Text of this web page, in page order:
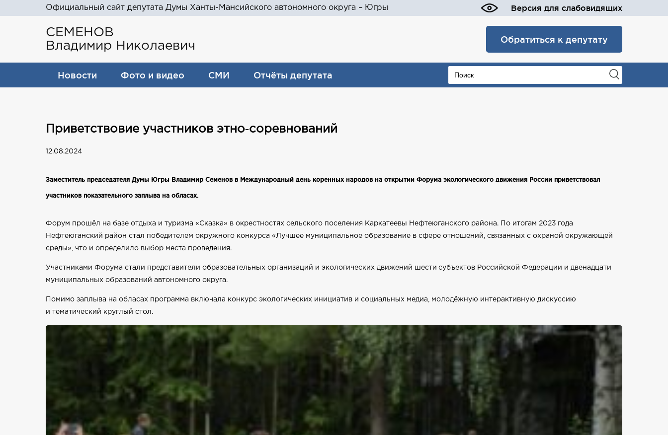
Официальный сайт депутата Думы Ханты-Мансийского автономного округа – Югры Версия для слабовидящих
СЕМЕНОВ
Владимир Николаевич
Обратиться к депутату
Новости Фото и видео СМИ Отчёты депутата
Приветствовие участников этно‑соревнований
12.08.2024
Заместитель председателя Думы Югры Владимир Семенов в Международный день коренных народов на открытии Форума экологического движения России приветствовал
участников показательного заплыва на обласах.
Форум прошёл на базе отдыха и туризма «Сказка» в окрестностях сельского поселения Каркатеевы Нефтеюганского района. По итогам 2023 года
Нефтеюганский район стал победителем окружного конкурса «Лучшее муниципальное образование в сфере отношений, связанных с охраной окружающей
среды», что и определило выбор места проведения.
Участниками Форума стали представители образовательных организаций и экологических движений шести субъектов Российской Федерации и двенадцати
муниципальных образований автономного округа.
Помимо заплыва на обласах программа включала конкурс экологических инициатив и социальных медиа, молодёжную интерактивную дискуссию
и тематический круглый стол.